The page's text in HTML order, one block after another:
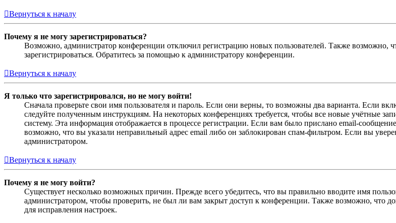
Вернуться к началу
Почему я не могу зарегистрироваться?
Возможно, администратор конференции отключил регистрацию новых пользователей. Также возможно,
зарегистрироваться. Обратитесь за помощью к администратору конференции.
Вернуться к началу
Я только что зарегистрировался, но не могу войти!
Сначала проверьте свои имя пользователя и пароль. Если они верны, то возможны два варианта. Если
следуйте полученным инструкциям. На некоторых конференциях требуется, чтобы все новые учётные
систему. Эта информация отображается в процессе регистрации. Если вам было прислано email-
возможно, что вы указали неправильный адрес email либо он заблокирован спам-фильтром. Если вы
администратором.
Вернуться к началу
Почему я не могу войти?
Существует несколько возможных причин. Прежде всего убедитесь, что вы правильно вводите имя
администратором, чтобы проверить, не был ли вам закрыт доступ к конференции. Также возможно, что
для исправления настроек.